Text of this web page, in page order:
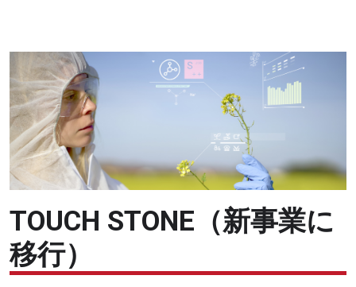
TOUCH STONE（新事業に
移行）